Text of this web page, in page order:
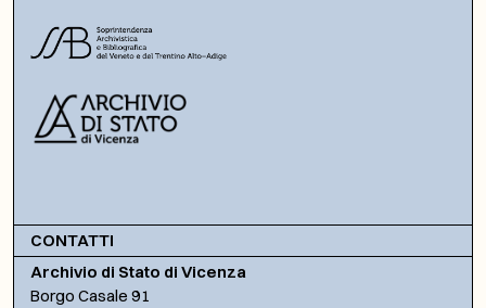
CONTATTI
Archivio di Stato di Vicenza
Borgo Casale 91